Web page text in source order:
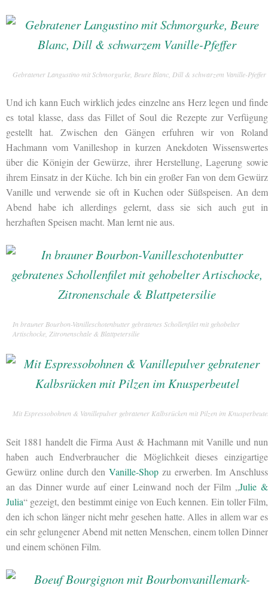
Gebratener Langustino mit Schmorgurke, Beure Blanc, Dill & schwarzem Vanille-Pfeffer
Und ich kann Euch wirklich jedes einzelne ans Herz legen und finde
es total klasse, dass das Fillet of Soul die Rezepte zur Verfügung
gestellt hat. Zwischen den Gängen erfuhren wir von Roland
Hachmann vom Vanilleshop in kurzen Anekdoten Wissenswertes
über die Königin der Gewürze, ihrer Herstellung, Lagerung sowie
ihrem Einsatz in der Küche. Ich bin ein großer Fan von dem Gewürz
Vanille und verwende sie oft in Kuchen oder Süßspeisen. An dem
Abend habe ich allerdings gelernt, dass sie sich auch gut in
herzhaften Speisen macht. Man lernt nie aus.
In brauner Bourbon-Vanilleschotenbutter gebratenes Schollenfilet mit gehobelter
Artischocke, Zitronenschale & Blattpetersilie
Mit Espressobohnen & Vanillepulver gebratener Kalbsrücken mit Pilzen im
Seit 1881 handelt die Firma Aust & Hachmann mit Vanille und nun
haben auch Endverbraucher die Möglichkeit dieses einzigartige
Gewürz online durch den Vanille-Shop zu erwerben. Im Anschluss
an das Dinner wurde auf einer Leinwand noch der Film „Julie &
Julia“ gezeigt, den bestimmt einige von Euch kennen. Ein toller Film,
den ich schon länger nicht mehr gesehen hatte. Alles in allem war es
ein sehr gelungener Abend mit netten Menschen, einem tollen Dinner
und einem schönen Film.